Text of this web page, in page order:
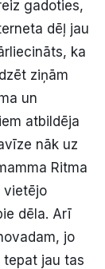
gadoties,
dēļ jau
ka
ziņām
un
atbildēja
nāk uz
Ritma
vietējo
dēla. Arī
jo
tepat jau tas